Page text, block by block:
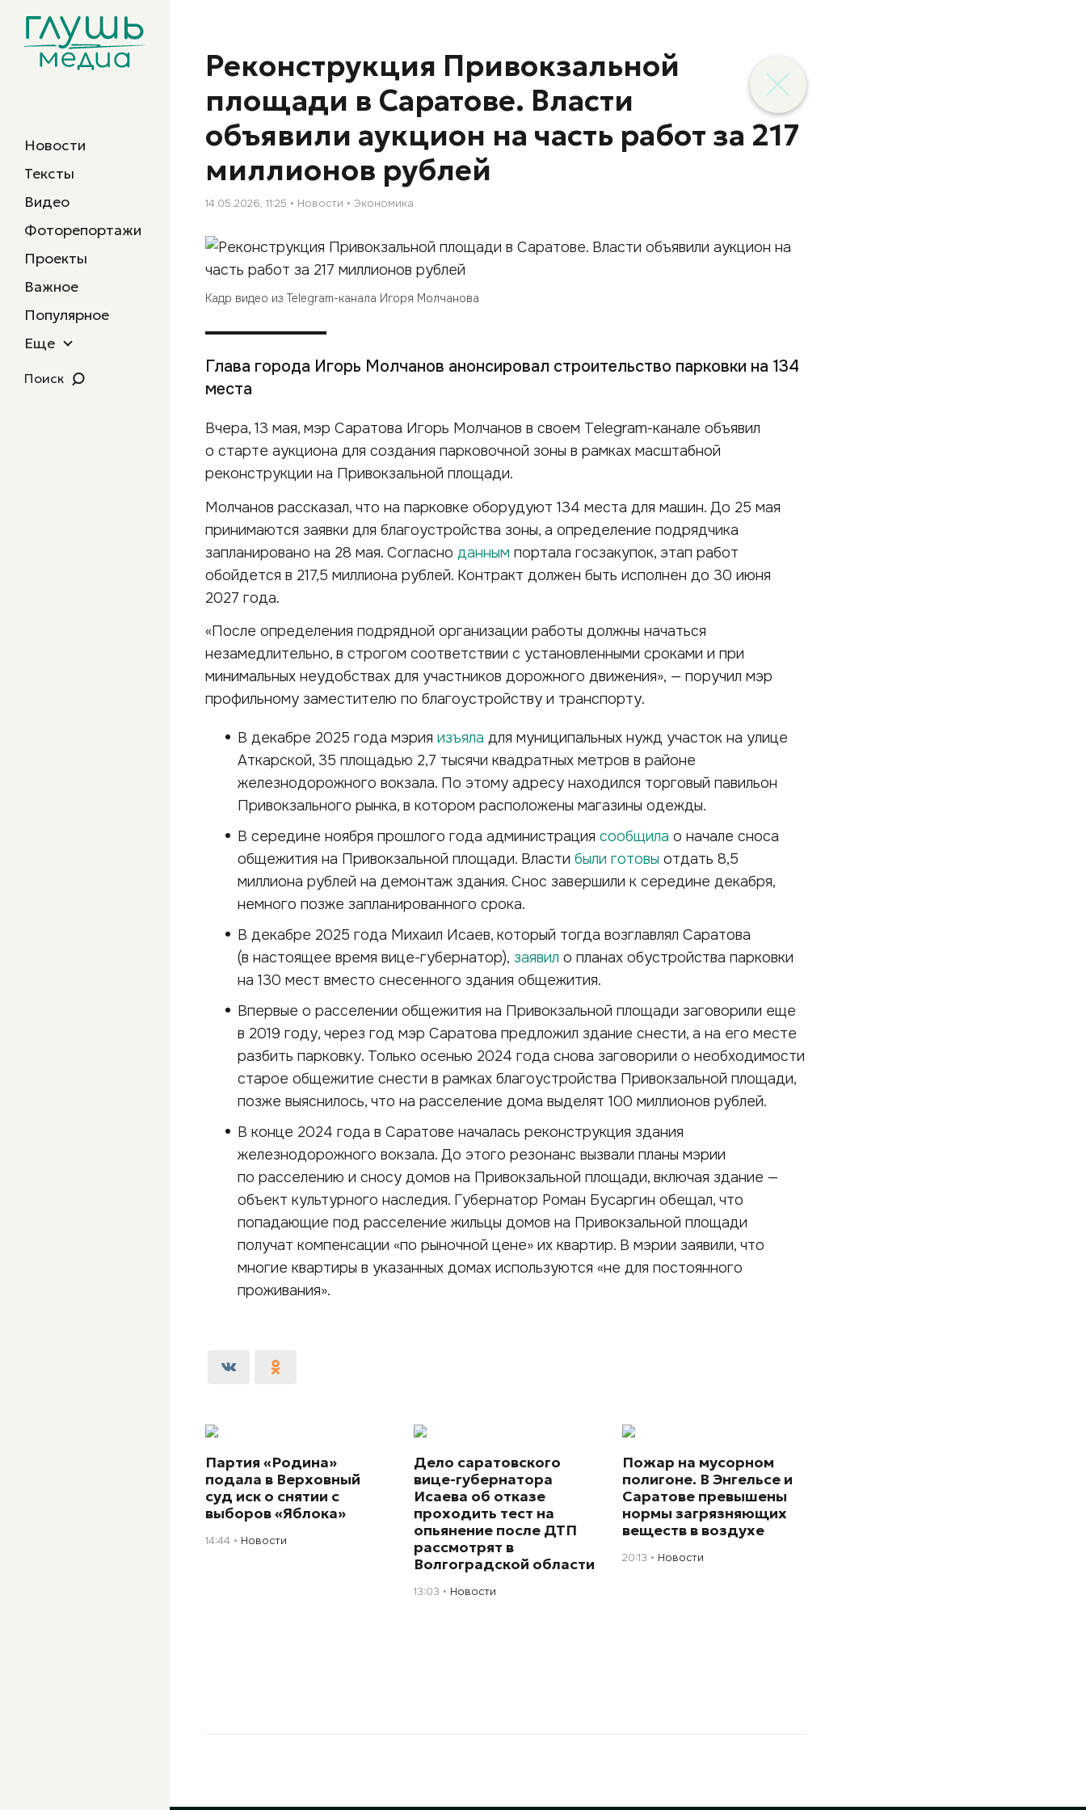
Новости
Тексты
Видео
Фоторепортажи
Проекты
Важное
Популярное
Еще
Поиск
Реконструкция Привокзальной
площади в Саратове. Власти
объявили аукцион на часть работ за 217
миллионов рублей
14.05.2026, 11:25 Новости Экономика
Кадр видео из Telegram-канала Игоря Молчанова
Глава города Игорь Молчанов анонсировал строительство парковки на 134
места
Вчера, 13 мая, мэр Саратова Игорь Молчанов в своем Telegram-канале объявил
о старте аукциона для создания парковочной зоны в рамках масштабной
реконструкции на Привокзальной площади.
Молчанов рассказал, что на парковке оборудуют 134 места для машин. До 25 мая
принимаются заявки для благоустройства зоны, а определение подрядчика
запланировано на 28 мая. Согласно данным портала госзакупок, этап работ
обойдется в 217,5 миллиона рублей. Контракт должен быть исполнен до 30 июня
2027 года.
«После определения подрядной организации работы должны начаться
незамедлительно, в строгом соответствии с установленными сроками и при
минимальных неудобствах для участников дорожного движения», — поручил мэр
профильному заместителю по благоустройству и транспорту.
В декабре 2025 года мэрия изъяла для муниципальных нужд участок на улице
Аткарской, 35 площадью 2,7 тысячи квадратных метров в районе
железнодорожного вокзала. По этому адресу находился торговый павильон
Привокзального рынка, в котором расположены магазины одежды.
В середине ноября прошлого года администрация сообщила о начале сноса
общежития на Привокзальной площади. Власти были готовы отдать 8,5
миллиона рублей на демонтаж здания. Снос завершили к середине декабря,
немного позже запланированного срока.
В декабре 2025 года Михаил Исаев, который тогда возглавлял Саратова
(в настоящее время вице-губернатор), заявил о планах обустройства парковки
на 130 мест вместо снесенного здания общежития.
Впервые о расселении общежития на Привокзальной площади заговорили еще
в 2019 году, через год мэр Саратова предложил здание снести, а на его месте
разбить парковку. Только осенью 2024 года снова заговорили о необходимости
старое общежитие снести в рамках благоустройства Привокзальной площади,
позже выяснилось, что на расселение дома выделят 100 миллионов рублей.
В конце 2024 года в Саратове началась реконструкция здания
железнодорожного вокзала. До этого резонанс вызвали планы мэрии
по расселению и сносу домов на Привокзальной площади, включая здание —
объект культурного наследия. Губернатор Роман Бусаргин обещал, что
попадающие под расселение жильцы домов на Привокзальной площади
получат компенсации «по рыночной цене» их квартир. В мэрии заявили, что
многие квартиры в указанных домах используются «не для постоянного
проживания».
Партия «Родина»
подала в Верховный
суд иск о снятии с
выборов «Яблока»
14:44 Новости
Дело саратовского
вице-губернатора
Исаева об отказе
проходить тест на
опьянение после ДТП
рассмотрят в
Волгоградской области
13:03 Новости
Пожар на мусорном
полигоне. В Энгельсе и
Саратове превышены
нормы загрязняющих
веществ в воздухе
20:13 Новости